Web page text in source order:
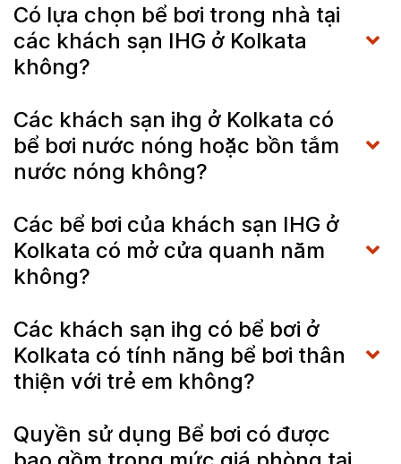
Có lựa chọn bể bơi trong nhà tại
các khách sạn IHG ở Kolkata
không?
Các khách sạn ihg ở Kolkata có
bể bơi nước nóng hoặc bồn tắm
nước nóng không?
Các bể bơi của khách sạn IHG ở
Kolkata có mở cửa quanh năm
không?
Các khách sạn ihg có bể bơi ở
Kolkata có tính năng bể bơi thân
thiện với trẻ em không?
Quyền sử dụng Bể bơi có được